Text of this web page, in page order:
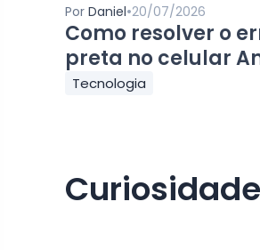
Por Daniel•20/07/2026
Como resolver o
preta no celular
Tecnologia
Curiosidade